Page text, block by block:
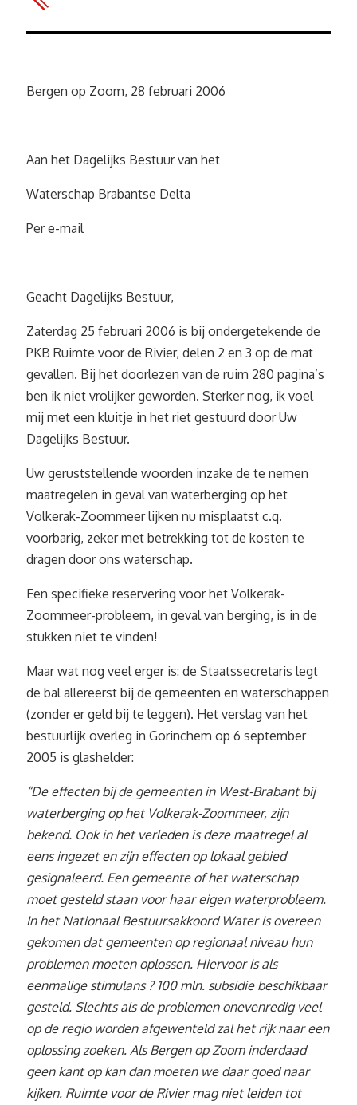
Bergen op Zoom, 28 februari 2006
Aan het Dagelijks Bestuur van het
Waterschap Brabantse Delta
Per e-mail
Geacht Dagelijks Bestuur,
Zaterdag 25 februari 2006 is bij ondergetekende de
PKB Ruimte voor de Rivier, delen 2 en 3 op de mat
gevallen. Bij het doorlezen van de ruim 280 pagina’s
ben ik niet vrolijker geworden. Sterker nog, ik voel
mij met een kluitje in het riet gestuurd door Uw
Dagelijks Bestuur.
Uw geruststellende woorden inzake de te nemen
maatregelen in geval van waterberging op het
Volkerak-Zoommeer lijken nu misplaatst c.q.
voorbarig, zeker met betrekking tot de kosten te
dragen door ons waterschap.
Een specifieke reservering voor het Volkerak-
Zoommeer-probleem, in geval van berging, is in de
stukken niet te vinden!
Maar wat nog veel erger is: de Staatssecretaris legt
de bal allereerst bij de gemeenten en waterschappen
(zonder er geld bij te leggen). Het verslag van het
bestuurlijk overleg in Gorinchem op 6 september
2005 is glashelder:
“De effecten bij de gemeenten in West-Brabant bij
waterberging op het Volkerak-Zoommeer, zijn
bekend. Ook in het verleden is deze maatregel al
eens ingezet en zijn effecten op lokaal gebied
gesignaleerd. Een gemeente of het waterschap
moet gesteld staan voor haar eigen waterprobleem.
In het Nationaal Bestuursakkoord Water is overeen
gekomen dat gemeenten op regionaal niveau hun
problemen moeten oplossen. Hiervoor is als
eenmalige stimulans ? 100 mln. subsidie beschikbaar
gesteld. Slechts als de problemen onevenredig veel
op de regio worden afgewenteld zal het rijk naar een
oplossing zoeken. Als Bergen op Zoom inderdaad
geen kant op kan dan moeten we daar goed naar
kijken. Ruimte voor de Rivier mag niet leiden tot